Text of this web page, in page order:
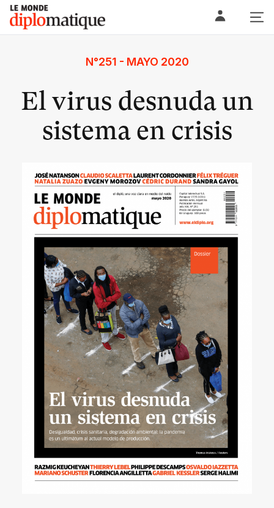
Skip
content
Le monde diplomatique
N°251 - MAYO 2020
El virus desnuda un
sistema en crisis